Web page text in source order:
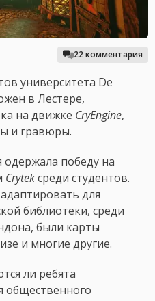
22 комментария
университета De
в Лестере,
на движке CryEngine,
и гравюры.
победу на
Crytekсреди студентов.
для
библиотеки, среди
были карты
и многие другие.
ли ребята
общественного